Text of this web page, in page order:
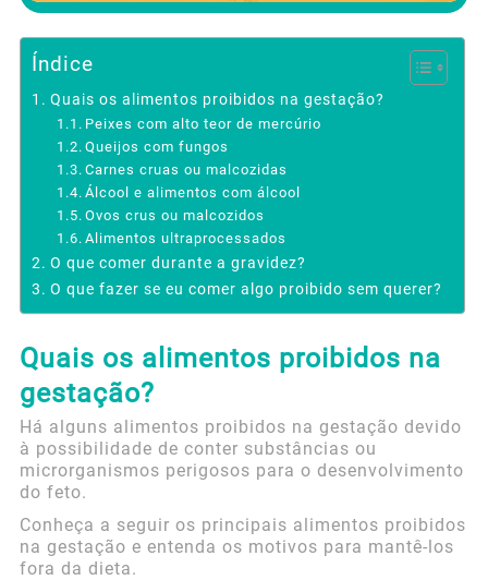
Índice
Quais os alimentos proibidos na gestação?
Peixes com alto teor de mercúrio
Queijos com fungos
Carnes cruas ou malcozidas
Álcool e alimentos com álcool
Ovos crus ou malcozidos
Alimentos ultraprocessados
O que comer durante a gravidez?
O que fazer se eu comer algo proibido sem querer?
Quais os alimentos proibidos na
gestação?
Há alguns alimentos proibidos na gestação devido
à possibilidade de conter substâncias ou
microrganismos perigosos para o desenvolvimento
do feto.
Conheça a seguir os principais alimentos proibidos
na gestação e entenda os motivos para mantê-los
fora da dieta.